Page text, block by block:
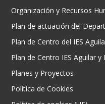
Organización y Recursos
Plan de actuación del
Plan de Centro del IES
Plan de Centro IES Aguilar y
Planes y Proyectos
Política de Cookies